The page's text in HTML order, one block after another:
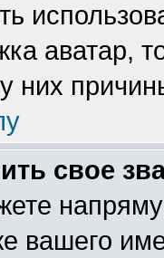
аватар,
них
свое
вашего